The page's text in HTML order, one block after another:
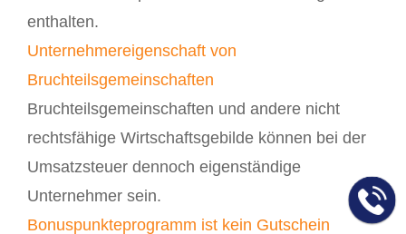
enthalten.
Unternehmereigenschaft von
Bruchteilsgemeinschaften
Bruchteilsgemeinschaften und andere nicht
rechtsfähige Wirtschaftsgebilde können bei der
Umsatzsteuer dennoch eigenständige
Unternehmer sein.
Bonuspunkteprogramm ist kein Gutschein